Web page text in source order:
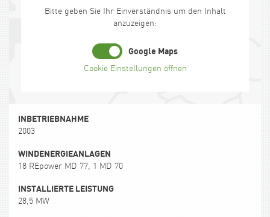
Bitte geben Sie Ihr Einverständnis um den Inhalt
anzuzeigen:
Google Maps
Cookie Einstellungen öffnen
INBETRIEBNAHME
2003
WINDENERGIEANLAGEN
18 REpower MD 77, 1 MD 70
INSTALLIERTE LEISTUNG
28,5 MW